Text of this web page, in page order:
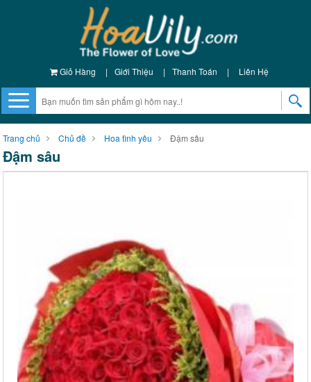
Giỏ Hàng | Giới Thiệu | Thanh Toán | Liên Hệ
Trang chủ Chủ đề Hoa tình yêu Đậm sâu
Đậm sâu